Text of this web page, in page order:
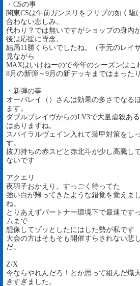
・CSの事
関東CSは午前ガンスリをフリプの如く駆
合わない悲しみ。
代わり？では無いですがショップの身内
後は応援に専念。
結局11勝くらいでしたね。（手元のレイ
見ながら
MAXはいけねーので今年のシーズンはこ
8月の新弾～9月の新デッキまではまった
・新弾の事
オーバレイ（）さんは効果の多さでなる
ます。
ダブルブレイヴからのLV3で大量虐殺あ
はありますね。
スパイラルヴェイン入れて装甲対策をし
す。
抜刀持ちの赤スピと赤北斗が少し高騰し
ないです
アクエリ
夜羽子おかえり。すっごく待ってた
強い白が帰ってきたような錯覚を覚えま
ね。
とりあえずパートナー環境下で最速です
ムまで
想像してゾッとしたにはした勢が私です
大会の方はそもそも開催すらされない悲
だ。
Z/X
今ならやれんだろ！とか思って組んだ熾
きすぎました。